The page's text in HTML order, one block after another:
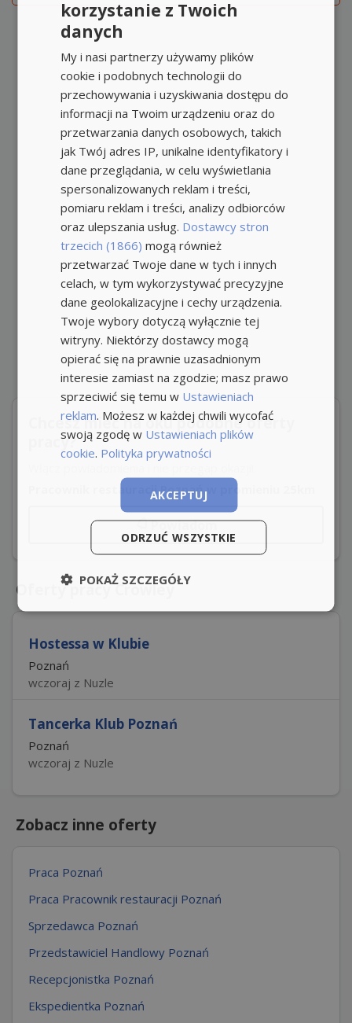
Chcesz mieć na oku podobne oferty
pracy?
Pracownik restauracji Poznań w promieniu 25km
Powiadom
Oferty pracy Crowley
Hostessa w Klubie
Poznań
wczoraj z Nuzle
Tancerka Klub Poznań
Poznań
wczoraj z Nuzle
Zobacz inne oferty
Praca Poznań
Praca Pracownik restauracji Poznań
Sprzedawca Poznań
Przedstawiciel Handlowy Poznań
Recepcjonistka Poznań
Ekspedientka Poznań
korzystanie z Twoich
danych
My i nasi partnerzy używamy plików
cookie i podobnych technologii do
przechowywania i uzyskiwania dostępu do
informacji na Twoim urządzeniu oraz do
przetwarzania danych osobowych, takich
jak Twój adres IP, unikalne identyfikatory i
dane przeglądania, w celu wyświetlania
spersonalizowanych reklam i treści,
pomiaru reklam i treści, analizy odbiorców
oraz ulepszania usług. Dostawcy stron
trzecich (1866) mogą również
przetwarzać Twoje dane w tych i innych
celach, w tym wykorzystywać precyzyjne
dane geolokalizacyjne i cechy urządzenia.
Twoje wybory dotyczą wyłącznie tej
witryny. Niektórzy dostawcy mogą
opierać się na prawnie uzasadnionym
interesie zamiast na zgodzie; masz prawo
sprzeciwić się temu w Ustawieniach
reklam. Możesz w każdej chwili wycofać
swoją zgodę w Ustawieniach plików
cookie. Polityka prywatności
AKCEPTUJ
ODRZUĆ WSZYSTKIE
POKAŻ SZCZEGÓŁY